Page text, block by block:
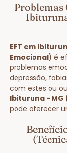
Problemas
EFT em
Emocional) é
problemas
depressão,
com estes ou
Ibituruna - MG
pode oferecer